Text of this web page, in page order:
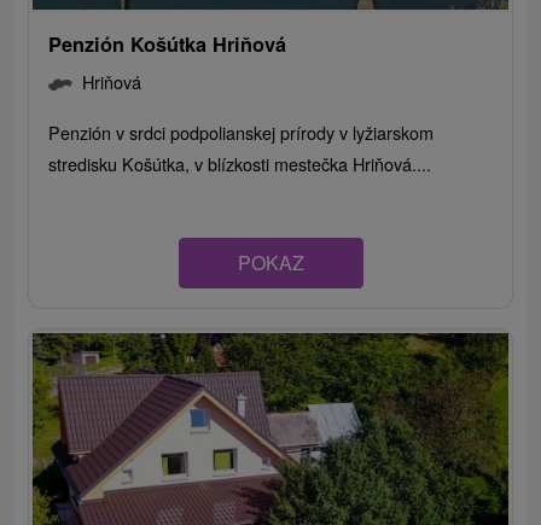
Penzión Košútka Hriňová
Hriňová
Penzión v srdci podpolianskej prírody v lyžiarskom
stredisku Košútka, v blízkosti mestečka Hriňová....
POKAZ